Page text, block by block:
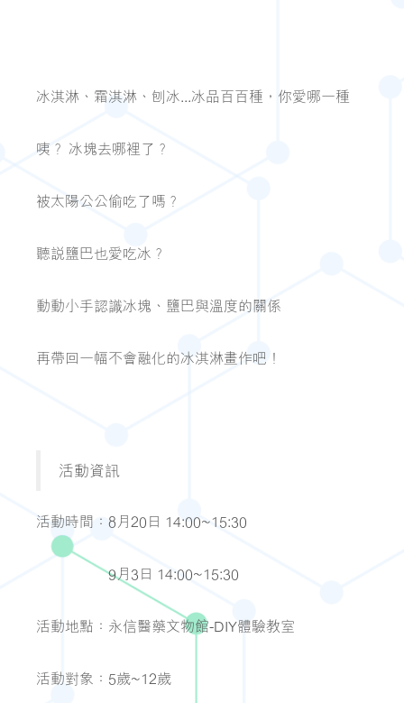
冰淇淋、霜淇淋、刨冰...冰品百百種，你愛哪一種
咦？ 冰塊去哪裡了？
被太陽公公偷吃了嗎？
聽說鹽巴也愛吃冰？
動動小手認識冰塊、鹽巴與溫度的關係
再帶回一幅不會融化的冰淇淋畫作吧！
活動資訊
活動時間：8月20日 14:00~15:30
9月3日 14:00~15:30
活動地點：永信醫藥文物館-DIY體驗教室
活動對象：5歲~12歲